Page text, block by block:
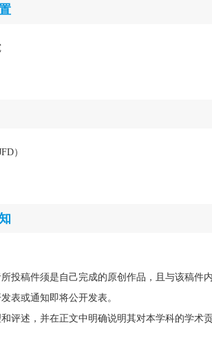
）
投稿件须是自己完成的原创作品，且与该稿件
表或通知即将公开发表。
评述，并在正文中明确说明其对本学科的学术